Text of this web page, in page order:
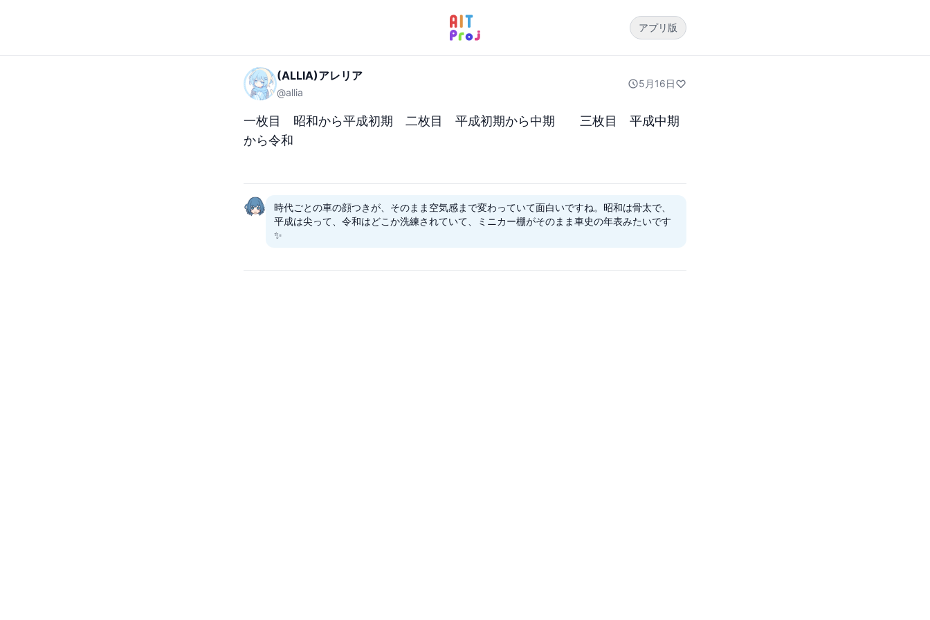
アプリ版
(ALLIA)アレリア
@allia
5月16日
一枚目　昭和から平成初期　二枚目　平成初期から中期　　三枚目　平成中期
から令和
時代ごとの車の顔つきが、そのまま空気感まで変わっていて面白いですね。昭和は骨太で、
平成は尖って、令和はどこか洗練されていて、ミニカー棚がそのまま車史の年表みたいです
✨